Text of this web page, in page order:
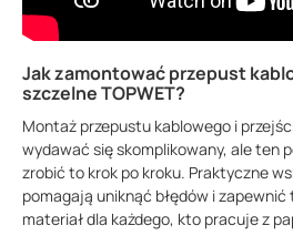
Jak zamontować przepust
szczelne TOPWET?
Montaż przepustu kablowego i
wydawać się skomplikowany, ale ten
zrobić to krok po kroku. Praktyczne
pomagają uniknąć błędów i
materiał dla każdego, kto pracuje z